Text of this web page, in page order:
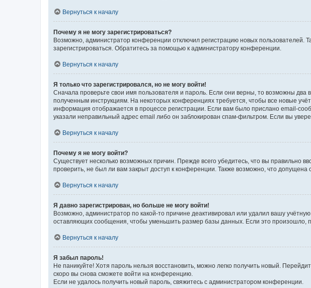
Вернуться к началу
Почему я не могу зарегистрироваться?
Возможно, администратор конференции отключил регистрацию новых пользователей.
зарегистрироваться. Обратитесь за помощью к администратору конференции.
Вернуться к началу
Я только что зарегистрировался, но не могу войти!
Сначала проверьте свои имя пользователя и пароль. Если они верны, то возможны два
полученным инструкциям. На некоторых конференциях требуется, чтобы все новые
информация отображается в процессе регистрации. Если вам было прислано email-
указали неправильный адрес email либо он заблокирован спам-фильтром. Если вы
Вернуться к началу
Почему я не могу войти?
Существует несколько возможных причин. Прежде всего убедитесь, что вы правильно
проверить, не был ли вам закрыт доступ к конференции. Также возможно, что
Вернуться к началу
Я давно зарегистрирован, но больше не могу войти!
Возможно, администратор по какой-то причине деактивировал или удалил вашу
оставляющих сообщения, чтобы уменьшить размер базы данных. Если это произошло,
Вернуться к началу
Я забыл пароль!
Не паникуйте! Хотя пароль нельзя восстановить, можно легко получить новый.
скоро вы снова сможете войти на конференцию.
Если не удалось получить новый пароль, свяжитесь с администратором конференции.